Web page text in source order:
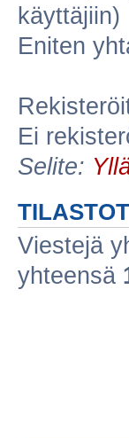
käyttäjiin)
Eniten
Ei
Selite:
TILASTOT
Viestejä
yhteensä